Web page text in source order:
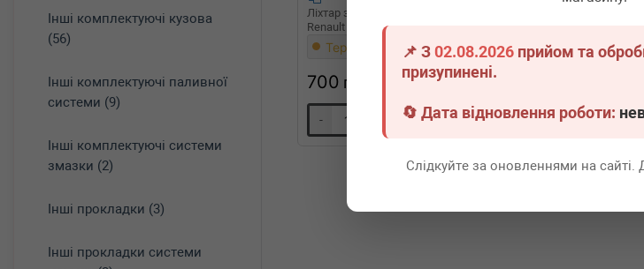
📌 З02.08.2026 прийом та
призупинені.
🔄 Дата відновлення роботи:
Слідкуйте за оновленнями на сайті.
Інші комплектуючі кузова
(56)
Інші комплектуючі паливної
системи (9)
Інші комплектуючі системи
змазки (2)
Інші прокладки (3)
Інші прокладки системи
Ліхтар задній протитуманний
Renault Megane/Sandero 07-15 (R)
Термін 1 дн. 1 шт.
700 грн Всі ціни
- В кошик
Немає в